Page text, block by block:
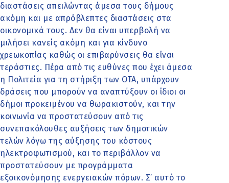
διαστάσεις απειλώντας άμεσα τους δήμους
ακόμη και με απρόβλεπτες διαστάσεις στα
οικονομικά τους. Δεν θα είναι υπερβολή να
μιλήσει κανείς ακόμη και για κίνδυνο
χρεωκοπίας καθώς οι επιβαρύνσεις θα είναι
τεράστιες. Πέρα από τις ευθύνες που έχει άμεσα
η Πολιτεία για τη στήριξη των ΟΤΑ, υπάρχουν
δράσεις που μπορούν να αναπτύξουν οι ίδιοι οι
δήμοι προκειμένου να θωρακιστούν, και την
κοινωνία να προστατεύσουν από τις
συνεπακόλουθες αυξήσεις των δημοτικών
τελών λόγω της αύξησης του κόστους
ηλεκτροφωτισμού, και το περιβάλλον να
προστατεύσουν με προγράμματα
εξοικονόμησης ενεργειακών πόρων. Σ’ αυτό το